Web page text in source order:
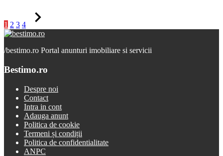
1 2 3 4
/bestimo.ro Portal anunturi imobiliare si servicii
Bestimo.ro
Despre noi
Contact
Intra in cont
Adauga anunt
Politica de cookie
Termeni și condiții
Politica de confidentialitate
ANPC